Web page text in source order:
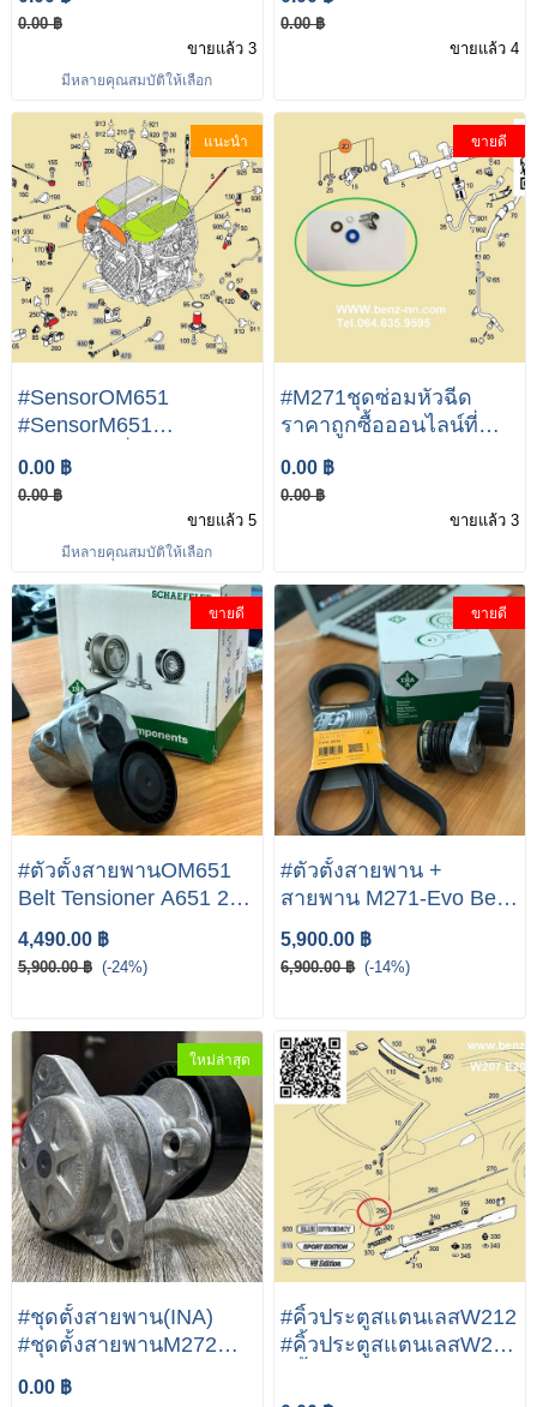
เบนซ์ กันเลยประตูหน้ารถ
เบนซ์ Mercedes Benz
0.00 ฿
ขายแล้ว 3
มีหลายคุณสมบัติให้เลือก
W222 เบอร์ 651 906 28
00 ยี่ห้อ SEG ( Bosch
เป็น SEG Automotive
แล้ว )
0.00 ฿
ขายแล้ว 4
แนะนำ
#SensorOM651
#SensorM651
#Sensorเครื่องดี
เชลM651 VITO W639
W212 W204 W207
Engine Turbo Boost
Pressure Sensor A010
153 72 28 Map Pressure
Sensor A0101537228
0.00 ฿
0.00 ฿
ขายแล้ว 5
มีหลายคุณสมบัติให้เลือก
ขายดี
#M271ชุดซ่อมหัวฉีด
ราคาถูกซื้อออนไลน์ที่
#ชุดซ่อมหัวฉีดM271
#ชุดซ่อมหัวฉีดBenz #ชุด
ซ่อมหัวฉีดW212 #ชุด
0.00 ฿
0.00 ฿
ขายแล้ว 3
ขายดี
#ตัวตั้งสายพานOM651
Belt Tensioner A651 200
17 70 W212 W204
W207 #ลูกลอกตั้ง
สายพานสายพาน
4,490.00 ฿
5,900.00 ฿ (-24%)
ขายดี
#ตัวตั้งสายพาน +
สายพาน M271-Evo Belt
Tensioner W212 W204
W207
5,900.00 ฿
6,900.00 ฿ (-14%)
ใหม่ล่าสุด
#ชุดตั้งสายพาน(INA)
#ชุดตั้งสายพานM272
Mercedes-Benz W204
W212 W207 W221
0.00 ฿
#คิ้วประตูสแตนเลสW212
#คิ้วประตูสแตนเลสW207
mercedes benz C/E